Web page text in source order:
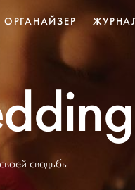
ОРГАНАЙЗЕР
свадьбы